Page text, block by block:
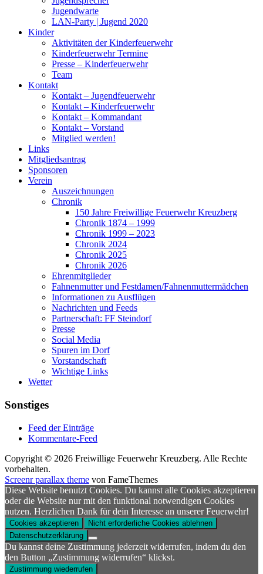
Jugendwarte
LAN-Party | Jugend 2020
Kinder
Aktivitäten der Kinderfeuerwehr
Kinderfeuerwehr Termine
Presse – Kinderfeuerwehr
Team
Kontakt
Kontakt – Jugendfeuerwehr
Kontakt – Kinderfeuerwehr
Kontakt – Kommandant
Kontakt – Vorstand
Mitglied werden!
Links
Mitgliedsantrag
Sponsoren
Verein
Auszeichnungen
Chronik
150 Jahre Freiwillige Feuerwehr Kreuzberg
Chronik 1874 – 1999
Chronik 1999 – 2023
Chronik 2024
Chronik 2025
Chronik 2026
Ehrenmitglieder
Fahnenmutter und Festdamen/Fahnenmuttermädchen
Informationen zu Ausflügen
Nachrichten und Feeds
Partnerschaft: FF Steindorf
Presse
Social Media
Spuren im Dorf
Vorstandschaft
Wichtige Links
Wetter
Sonstiges
Feed der Einträge
Kommentare-Feed
Copyright © 2026 Freiwillige Feuerwehr Kreuzberg. Alle Rechte
vorbehalten.
Screenr parallax theme von FameThemes
Diese Website benutzt Cookies. Du kannst alle Cookies akzeptieren
oder die Website nur mit den funktional notwendigen Cookies
nutzen. Herzlichen Dank für dein Interesse an unserer Feuerwehr!
Cookies akzeptieren
Nicht erforderliche Cookies ablehnen
Datenschutzerklärung
Du kannst deine Zustimmung jederzeit widerrufen, indem du den
den Button „Zustimmung widerrufen“ klickst.
Zustimmung wiederrufen